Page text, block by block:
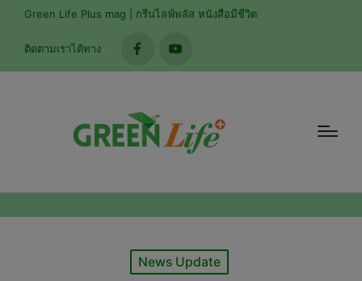
Green Life Plus mag | กรีนไลฟ์พลัส หนังสือมีชีวิต
ติดตามเราได้ทาง
facebookyoutube
Posted
News Update
modal-check